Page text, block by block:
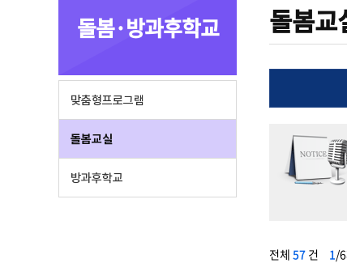
돌봄·방과후학교
맞춤형프로그램
돌봄교실
방과후학교
돌봄교
전체 57 건 1 /